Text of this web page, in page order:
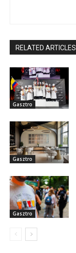
RELATED ARTICLES
Gasztro
Gasztro
Gasztro